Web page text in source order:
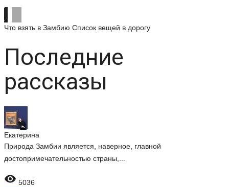
Что взять в Замбию Список вещей в дорогу
Последние
рассказы
Екатерина
Природа Замбии является, наверное, главной
достопримечательностью страны,...
 5036